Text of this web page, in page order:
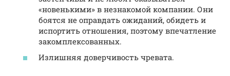
«новенькими» в незнакомой компании. Они
боятся не оправдать ожиданий, обидеть и
испортить отношения, поэтому впечатление
закомплексованных.
Излишняя доверчивость чревата.